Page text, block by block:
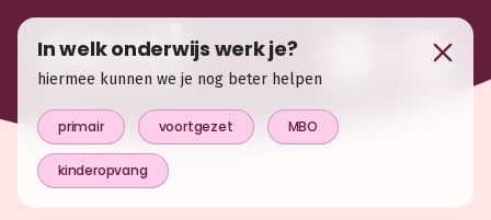
In welk onderwijs werk je?
hiermee kunnen we je nog beter helpen
primair voortgezet MBO
kinderopvang